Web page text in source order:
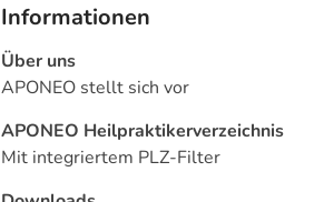
Informationen
Über uns
APONEO stellt sich vor
APONEO Heilpraktikerverzeichnis
Mit integriertem PLZ-Filter